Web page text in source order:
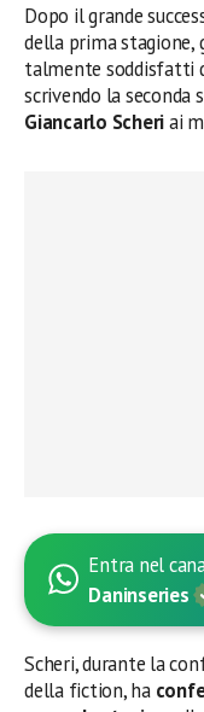
Dopo il grande
della prima stagione,
talmente soddisfatti
scrivendo la seconda
Giancarlo Scheriai
Entra nel
Daninseries
Scheri, durante la
della fiction, ha